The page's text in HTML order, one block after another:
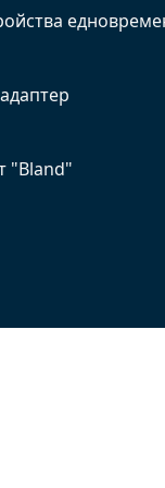
"Bland"